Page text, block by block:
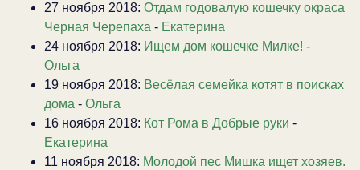
27 ноября 2018: Отдам годовалую кошечку окраса
Черная Черепаха - Екатерина
24 ноября 2018: Ищем дом кошечке Милке! -
Ольга
19 ноября 2018: Весёлая семейка котят в поисках
дома - Ольга
16 ноября 2018: Кот Рома в Добрые руки -
Екатерина
11 ноября 2018: Молодой пес Мишка ищет хозяев.